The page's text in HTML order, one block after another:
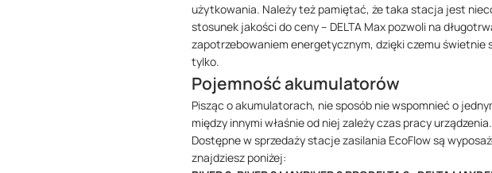
użytkowania. Należy też pamiętać, że taka stacja jest
stosunek jakości do ceny – DELTA Max pozwoli na
zapotrzebowaniem energetycznym, dzięki czemu świetnie
tylko.
Pojemność akumulatorów
Pisząc o akumulatorach, nie sposób nie wspomnieć o
między innymi właśnie od niej zależy czas pracy urządzenia.
Dostępne w sprzedaży stacje zasilania EcoFlow są
znajdziesz poniżej: